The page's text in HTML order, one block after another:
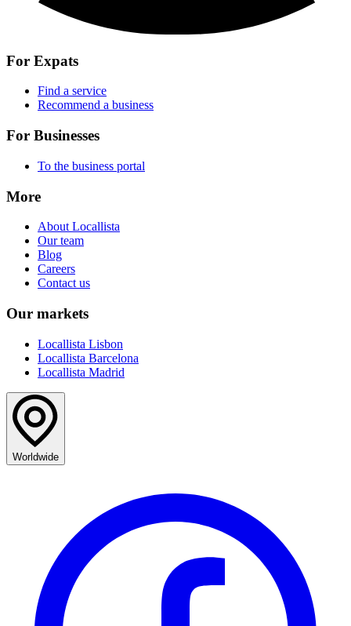
For Expats
Find a service
Recommend a business
For Businesses
To the business portal
More
About Locallista
Our team
Blog
Careers
Contact us
Our markets
Locallista Lisbon
Locallista Barcelona
Locallista Madrid
Worldwide